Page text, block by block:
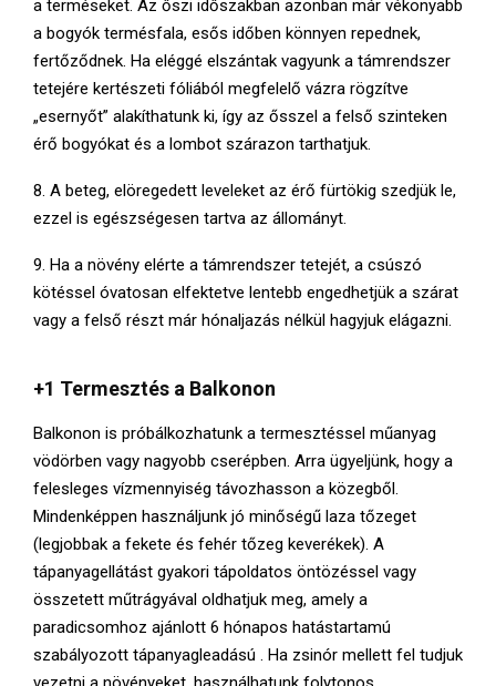
a terméseket. Az őszi időszakban azonban már vékonyabb
a bogyók termésfala, esős időben könnyen repednek,
fertőződnek. Ha eléggé elszántak vagyunk a támrendszer
tetejére kertészeti fóliából megfelelő vázra rögzítve
„esernyőt” alakíthatunk ki, így az ősszel a felső szinteken
érő bogyókat és a lombot szárazon tarthatjuk.
8. A beteg, elöregedett leveleket az érő fürtökig szedjük le,
ezzel is egészségesen tartva az állományt.
9. Ha a növény elérte a támrendszer tetejét, a csúszó
kötéssel óvatosan elfektetve lentebb engedhetjük a szárat
vagy a felső részt már hónaljazás nélkül hagyjuk elágazni.
+1 Termesztés a Balkonon
Balkonon is próbálkozhatunk a termesztéssel műanyag
vödörben vagy nagyobb cserépben. Arra ügyeljünk, hogy a
felesleges vízmennyiség távozhasson a közegből.
Mindenképpen használjunk jó minőségű laza tőzeget
(legjobbak a fekete és fehér tőzeg keverékek). A
tápanyagellátást gyakori tápoldatos öntözéssel vagy
összetett műtrágyával oldhatjuk meg, amely a
paradicsomhoz ajánlott 6 hónapos hatástartamú
szabályozott tápanyagleadású . Ha zsinór mellett fel tudjuk